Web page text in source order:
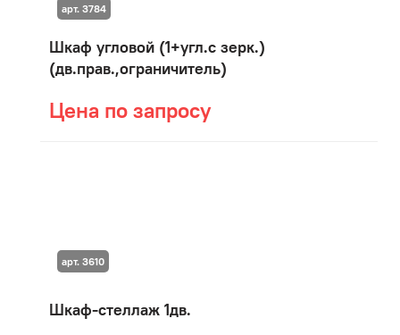
Шкаф угловой (1+угл.с зерк.)
(дв.прав.,ограничитель)
Цена по запросу
арт. 3784
Шкаф-стеллаж 1дв.
арт. 3610